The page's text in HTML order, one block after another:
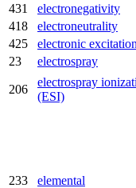
431
electronegativity
418
electroneutrality
425
electronic excitation
23
electrospray
206
electrospray
(ESI)
233 elemental